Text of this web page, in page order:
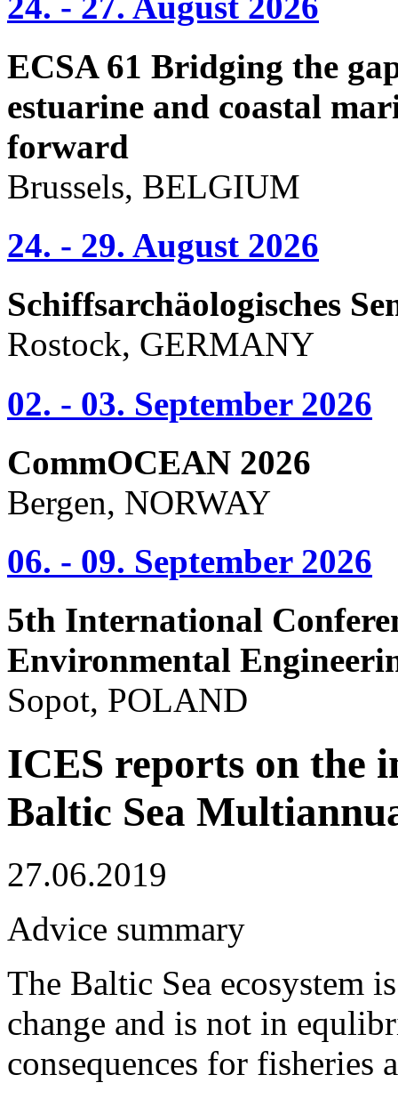
ECSA 61 Bridging the
estuarine and coastal
forward
Brussels, BELGIUM
24. - 29. August 2026
Schiffsarchäologisches
Rostock, GERMANY
02. - 03. September 2026
CommOCEAN 2026
Bergen, NORWAY
06. - 09. September 2026
5th International
Environmental
Sopot, POLAND
ICES reports on the
Baltic Sea
27.06.2019
Advice summary
The Baltic Sea ecosystem
change and is not in
consequences for fisheries